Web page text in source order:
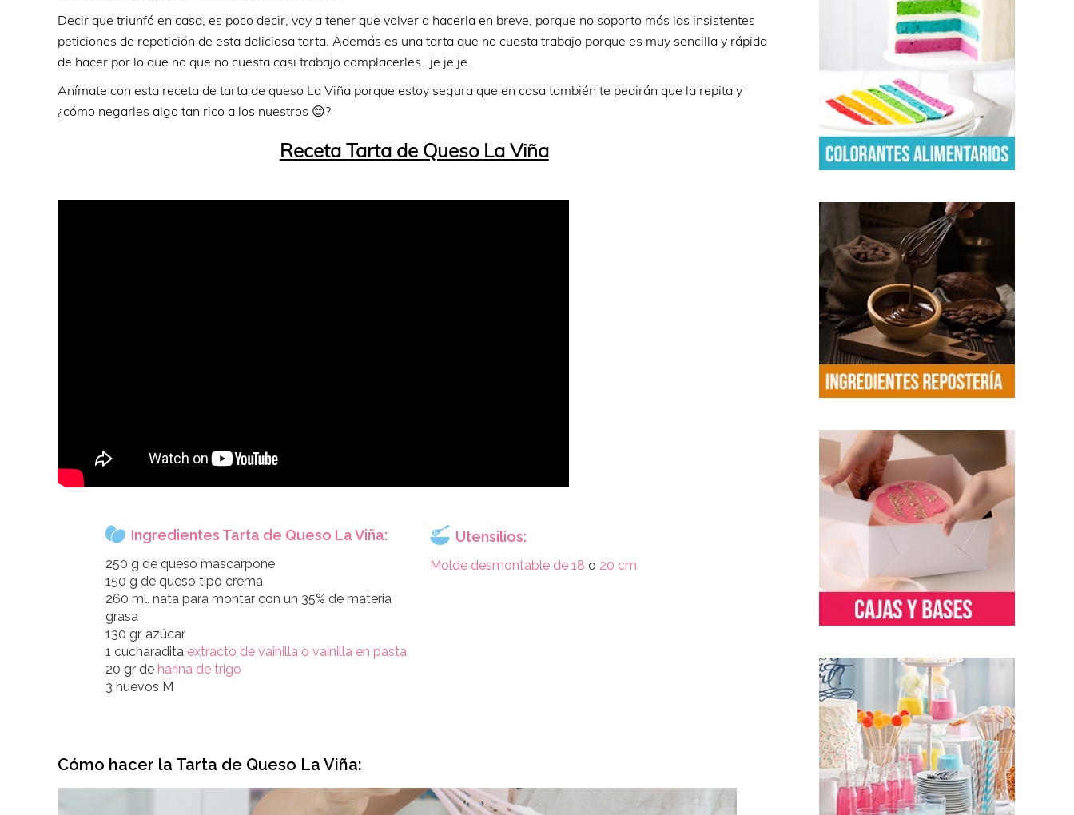
Decir que triunfó en casa, es poco decir, voy a tener que volver a hacerla en breve, porque no soporto más las insistentes
peticiones de repetición de esta deliciosa tarta. Además es una tarta que no cuesta trabajo porque es muy sencilla y rápida
de hacer por lo que no que no cuesta casi trabajo complacerles…je je je.
Anímate con esta receta de tarta de queso La Viña porque estoy segura que en casa también te pedirán que la repita y
¿cómo negarles algo tan rico a los nuestros 😊?
Receta Tarta de Queso La Viña
Ingredientes Tarta de Queso La Viña:
250 g de queso mascarpone
150 g de queso tipo crema
260 ml. nata para montar con un 35% de materia
grasa
130 gr. azúcar
1 cucharadita extracto de vainilla o vainilla en pasta
20 gr de harina de trigo
3 huevos M
Utensilios:
Molde desmontable de 18 o 20 cm
Cómo hacer la Tarta de Queso La Viña: